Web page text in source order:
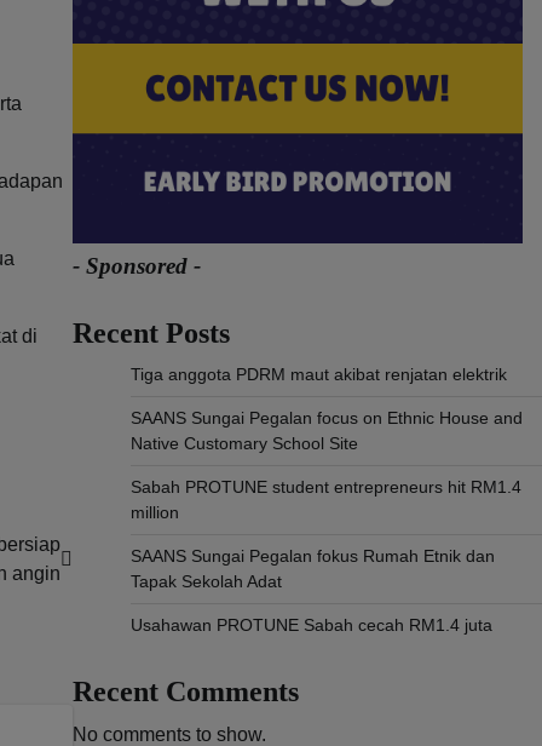
di
angin
- Sponsored -
Recent Posts
Tiga anggota PDRM maut akibat renjatan elektrik
SAANS Sungai Pegalan focus on Ethnic House and
Native Customary School Site
Sabah PROTUNE student entrepreneurs hit RM1.4
million
SAANS Sungai Pegalan fokus Rumah Etnik dan
Tapak Sekolah Adat
Usahawan PROTUNE Sabah cecah RM1.4 juta
Recent Comments
No comments to show.